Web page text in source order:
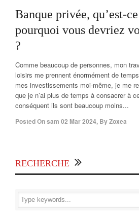
Banque privée, qu’est-
pourquoi vous devriez
?
Comme beaucoup de personnes, mon
loisirs me prennent énormément de
mes investissements moi-même, je me
que je n’ai plus de temps à consacrer à
conséquent ils sont beaucoup moins...
Posted Onsam 02 Mar 2024, ByZoxea
RECHERCHE